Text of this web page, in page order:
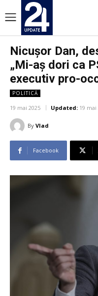
Nicușor Dan,
„Mi-aș dori ca
executiv pro-
POLITICĂ
19 mai 2025 Updated: 19 mai
By Vlad
Facebook